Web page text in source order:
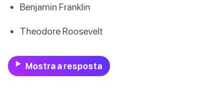
Benjamin Franklin
Theodore Roosevelt
Mostra a resposta